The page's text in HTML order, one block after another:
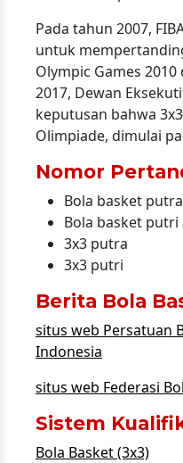
Pada tahun 2007,
untuk
Olympic Games 2010
2017, Dewan
keputusan bahwa
Olimpiade, dimulai
Nomor
Bola basket putra
Bola basket putri
3x3 putra
3x3 putri
Berita Bola
situs web Persatuan
Indonesia
situs web Federasi
Sistem
Bola Basket (3x3)